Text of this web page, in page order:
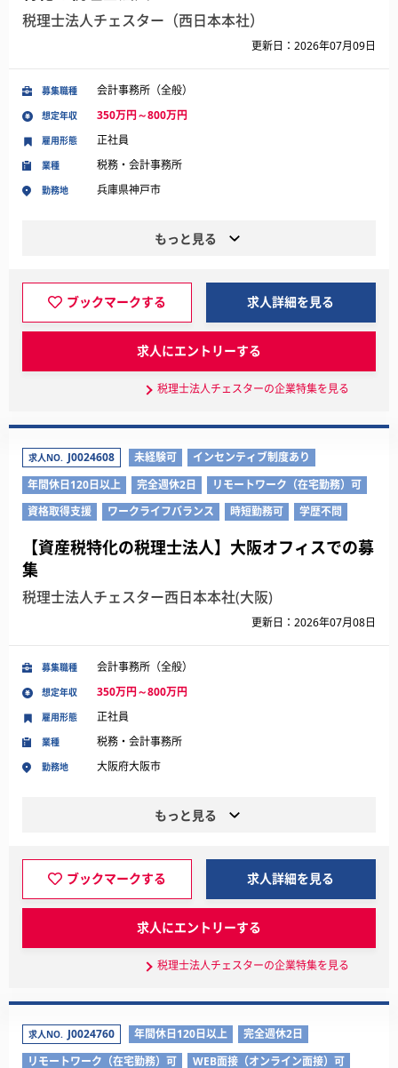
税理士法人チェスター（西日本本社）
更新日：2026年07月09日
募集職種 会計事務所（全般）
想定年収 350万円～800万円
業種 税務・会計事務所
勤務地 兵庫県神戸市
雇用形態 正社員
もっと見る
ブックマークする 求人詳細を見る
求人にエントリーする
税理士法人チェスターの企業特集を見る
求人NO. J0024608 未経験可
インセンティブ制度あり
年間休日120日以上
完全週休2日
リモートワーク（在宅勤務）可
資格取得支援
ワークライフバランス 時短勤務可 学歴不問
【資産税特化の税理士法人】大阪オフィスでの募
集
税理士法人チェスター西日本本社(大阪)
更新日：2026年07月08日
募集職種 会計事務所（全般）
想定年収 350万円～800万円
業種 税務・会計事務所
勤務地 大阪府大阪市
雇用形態 正社員
もっと見る
ブックマークする 求人詳細を見る
求人にエントリーする
税理士法人チェスターの企業特集を見る
求人NO. J0024760 年間休日120日以上
完全週休2日
リモートワーク（在宅勤務）可
WEB面接（オンライン面接）可